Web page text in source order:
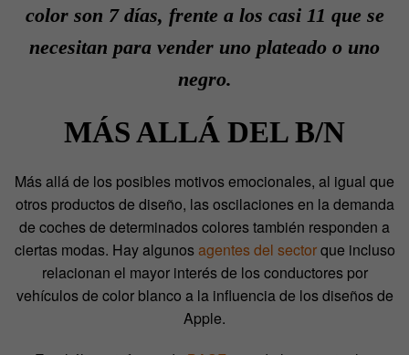
color son 7 días, frente a los casi 11 que se
necesitan para vender uno plateado o uno
negro.
MÁS ALLÁ DEL B/N
Más allá de los posibles motivos emocionales, al igual que
otros productos de diseño, las oscilaciones en la demanda
de coches de determinados colores también responden a
ciertas modas. Hay algunosagentes del sectorque incluso
relacionan el mayor interés de los conductores por
vehículos de color blanco a la influencia de los diseños de
Apple.